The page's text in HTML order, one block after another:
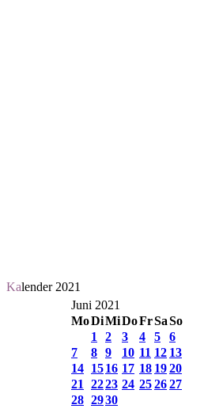
Kalender 2021
Juni 2021
MoDiMiDoFrSaSo
1
2 3 4 5
6
7
8 9 10 11 12 13
14 1516 17 18 1920
21
2223 24 252627
28 2930